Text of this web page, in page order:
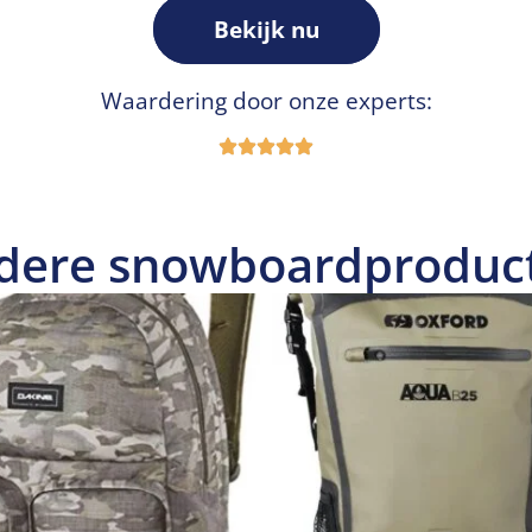
Bekijk nu
Waardering door onze experts: